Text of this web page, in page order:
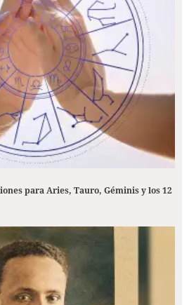
para Aries, Tauro, Géminis y los 12